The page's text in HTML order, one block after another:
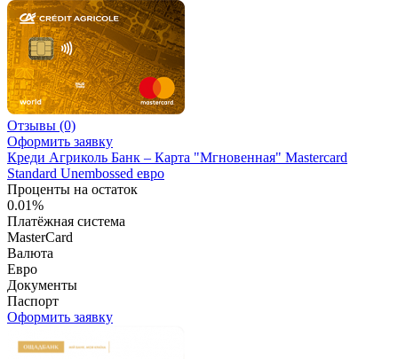
Отзывы (0)
Оформить заявку
Креди Агриколь Банк – Карта "Мгновенная" Masterсard
Standard Unembossed евро
Проценты на остаток
0.01%
Платёжная система
MasterCard
Валюта
Евро
Документы
Паспорт
Оформить заявку